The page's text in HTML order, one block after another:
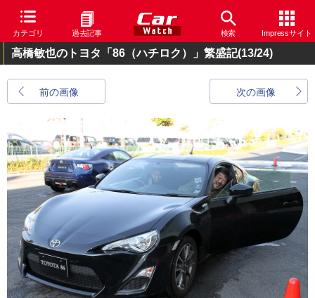
カテゴリ 過去記事 検索 Impressサイト
高橋敏也のトヨタ「86（ハチロク）」繁盛記(13/24)
前の画像 次の画像